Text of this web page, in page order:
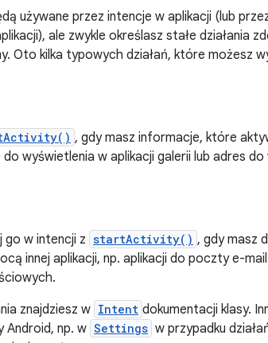
używane przez intencje w aplikacji (lub
ale zwykle określasz stałe działania
Oto kilka typowych działań, które możesz
, gdy masz informacje, które
wyświetlenia w aplikacji galerii lub adres
go w intencji z startActivity() , gdy masz
innej aplikacji, np. aplikacji do poczty e-
znajdziesz w Intent dokumentacji klasy.
Android, np. w Settings w przypadku